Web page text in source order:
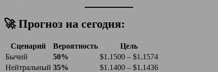
🚀 Прогноз на сегодня:
Сценарий Вероятность
Цель
Бычий
50%
$1.1500 – $1.1574
Нейтральный 35%
$1.1400 – $1.1436